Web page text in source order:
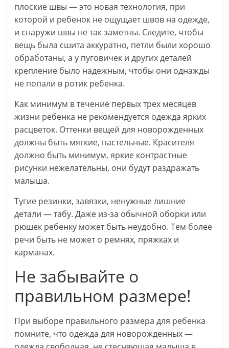
плоские швы — это новая технология, при
которой и ребенок не ощущает швов на одежде,
и снаружи швы не так заметны. Следите, чтобы
вещь была сшита аккуратно, петли были хорошо
обработаны, а у пуговичек и других деталей
крепление было надежным, чтобы они однажды
не попали в ротик ребенка.
Как минимум в течение первых трех месяцев
жизни ребенка не рекомендуется одежда ярких
расцветок. Оттенки вещей для новорожденных
должны быть мягкие, пастельные. Красителя
должно быть минимум, яркие контрастные
рисунки нежелательны, они будут раздражать
малыша.
Тугие резинки, завязки, ненужные лишние
детали — табу. Даже из-за обычной оборки или
рюшек ребенку может быть неудобно. Тем более
речи быть не может о ремнях, пряжках и
карманах.
Не забывайте о
правильном размере!
При выборе правильного размера для ребенка
помните, что одежда для новорожденных —